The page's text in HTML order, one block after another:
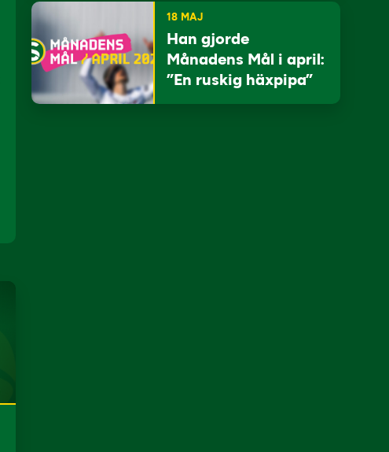
18 MAJ
Han gjorde
Månadens Mål i april:
”En ruskig häxpipa”